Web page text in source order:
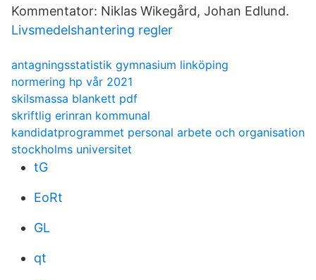
Kommentator: Niklas Wikegård, Johan Edlund.
Livsmedelshantering regler
antagningsstatistik gymnasium linköping
normering hp vår 2021
skilsmassa blankett pdf
skriftlig erinran kommunal
kandidatprogrammet personal arbete och organisation
stockholms universitet
tG
EoRt
GL
qt